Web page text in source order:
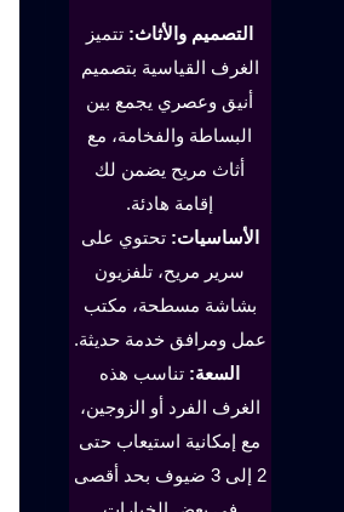
التصميم والأثاث: تتميز
الغرف القياسية بتصميم
أنيق وعصري يجمع بين
البساطة والفخامة، مع
أثاث مريح يضمن لك
إقامة هادئة.
الأساسيات: تحتوي على
سرير مريح، تلفزيون
بشاشة مسطحة، مكتب
عمل ومرافق خدمة حديثة.
السعة: تناسب هذه
الغرف الفرد أو الزوجين،
مع إمكانية استيعاب حتى
2 إلى 3 ضيوف بحد أقصى